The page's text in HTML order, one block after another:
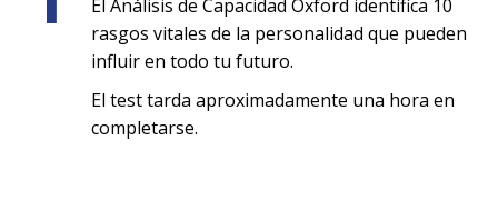
El Análisis de Capacidad Oxford identifica 10
rasgos vitales de la personalidad que pueden
influir en todo tu futuro.
El test tarda aproximadamente una hora en
completarse.